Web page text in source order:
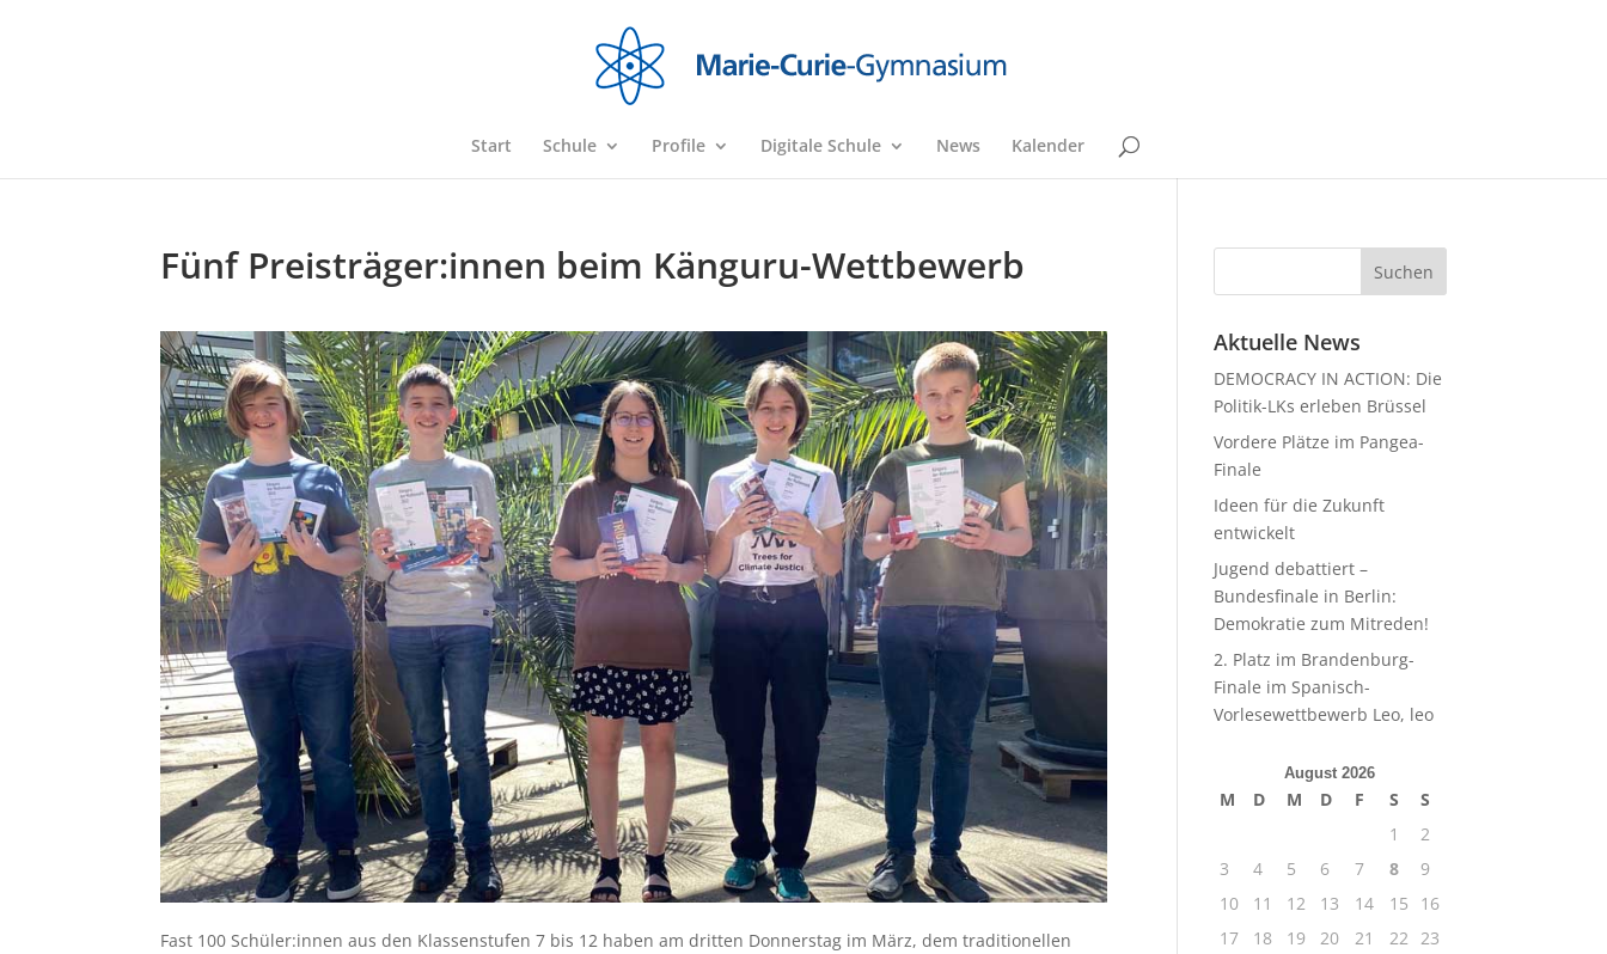
Start Schule Profile Digitale Schule News Kalender
Fünf Preisträger:innen beim Känguru-Wettbewerb
Fast 100 Schüler:innen aus den Klassenstufen 7 bis 12 haben am dritten Donnerstag im März, dem traditionellen
Aktuelle News
DEMOCRACY IN ACTION: Die
Politik-LKs erleben Brüssel
Vordere Plätze im Pangea-
Finale
Ideen für die Zukunft
entwickelt
Jugend debattiert –
Bundesfinale in Berlin:
Demokratie zum Mitreden!
2. Platz im Brandenburg-
Finale im Spanisch-
Vorlesewettbewerb Leo, leo
August 2026
M D M D F S
S
1
2
3
4 5 6 7 8
9
10
11 12 13 14 15
16
17
18 19 20 21 22 23